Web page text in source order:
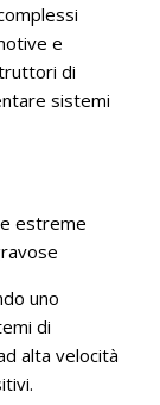
e
di
sistemi
estreme
uno
di
alta velocità